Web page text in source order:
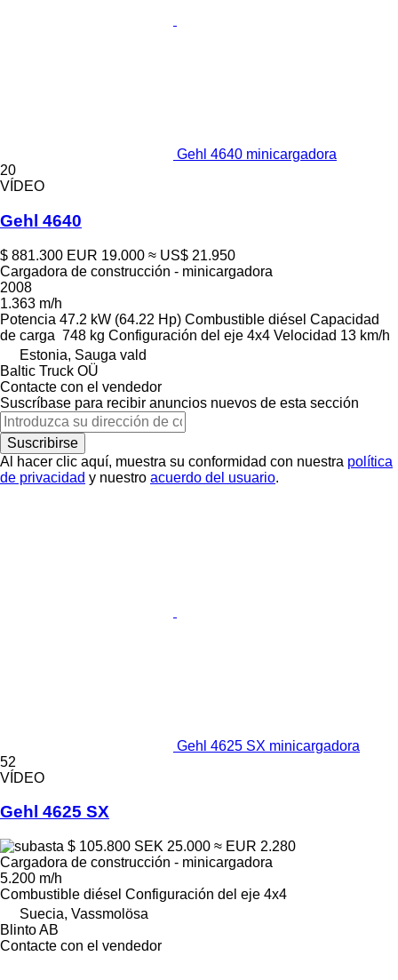
Gehl 4640 minicargadora
20
VÍDEO
Gehl 4640
$ 881.300 EUR 19.000 ≈ US$ 21.950
Cargadora de construcción - minicargadora
2008
1.363 m/h
Potencia 47.2 kW (64.22 Hp) Combustible diésel Capacidad
de carga 748 kg Configuración del eje 4x4 Velocidad 13 km/h
Estonia, Sauga vald
Baltic Truck OÜ
Contacte con el vendedor
Suscríbase para recibir anuncios nuevos de esta sección
Suscribirse
Al hacer clic aquí, muestra su conformidad con nuestra política
de privacidad y nuestro acuerdo del usuario.
Gehl 4625 SX minicargadora
52
VÍDEO
Gehl 4625 SX
$ 105.800 SEK 25.000 ≈ EUR 2.280
Cargadora de construcción - minicargadora
5.200 m/h
Combustible diésel Configuración del eje 4x4
Suecia, Vassmolösa
Blinto AB
Contacte con el vendedor